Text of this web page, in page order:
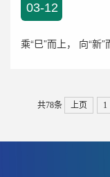
03-12
共78条 上页 1